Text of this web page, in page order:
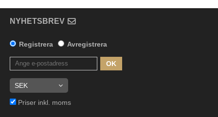
NYHETSBREV
Registrera Avregistrera
OK
Priser inkl. moms